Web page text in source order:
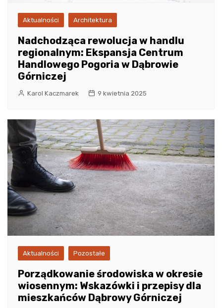
Aktualności Architektura
Nadchodząca rewolucja w handlu
regionalnym: Ekspansja Centrum
Handlowego Pogoria w Dąbrowie
Górniczej
Karol Kaczmarek 9 kwietnia 2025
Aktualności Pozostałe
Porządkowanie środowiska w okresie
wiosennym: Wskazówki i przepisy dla
mieszkańców Dąbrowy Górniczej